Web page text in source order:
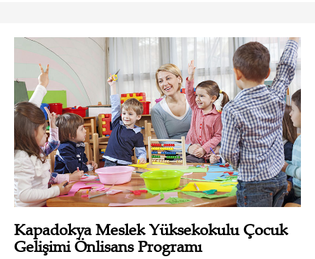
Kapadokya Meslek Yüksekokulu Çocuk
Gelişimi Önlisans Programı